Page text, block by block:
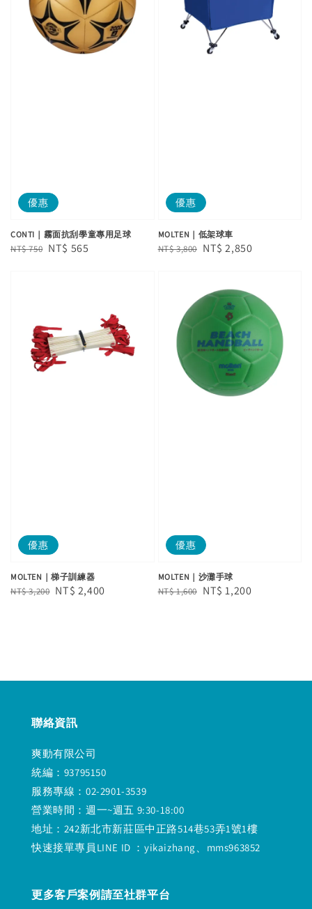
優惠
CONTI｜霧面抗刮學童專用足球
Regular
NT$ 750 Sale
NT$ 565
優惠
MOLTEN｜低架球車
Regular
NT$ 3,800 Sale
NT$ 2,850
優惠
MOLTEN｜梯子訓練器
Regular
NT$ 3,200 Sale
NT$ 2,400
優惠
MOLTEN｜沙灘手球
Regular
NT$ 1,600 Sale
NT$ 1,200
聯絡資訊
爽動有限公司
統編：93795150
服務專線：02-2901-3539
營業時間：週一~週五 9:30-18:00
地址：242新北市新莊區中正路514巷53弄1號1樓
快速接單專員LINE ID ：yikaizhang、mms963852
更多客戶案例請至社群平台